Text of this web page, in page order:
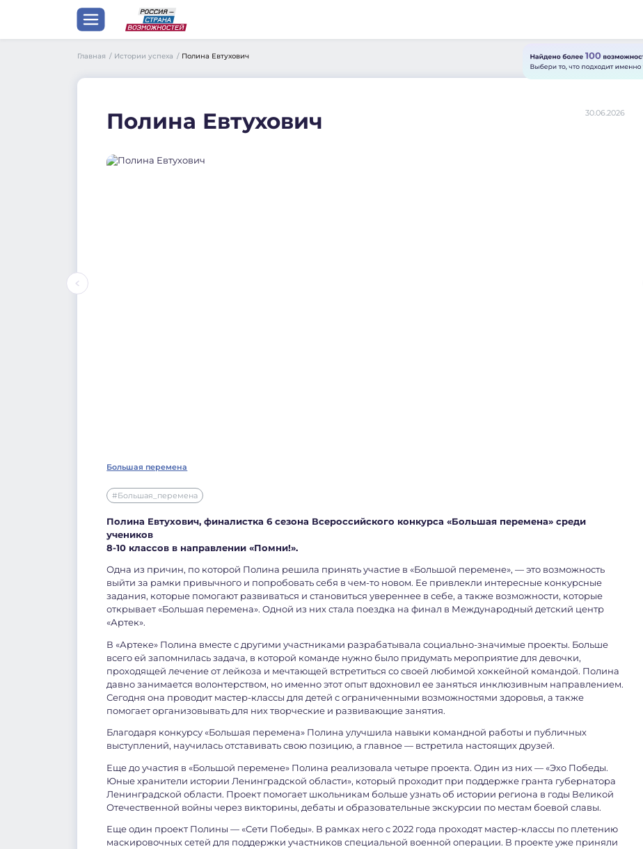
Главная / Истории успеха / Полина Евтухович
Полина Евтухович 30.06.2026
Большая перемена
#Большая_перемена
Полина Евтухович, финалистка 6 сезона Всероссийского конкурса «Большая перемена» среди
учеников
8-10 классов в направлении «Помни!».
Одна из причин, по которой Полина решила принять участие в «Большой перемене», — это возможность
выйти за рамки привычного и попробовать себя в чем-то новом. Ее привлекли интересные конкурсные
задания, которые помогают развиваться и становиться увереннее в себе, а также возможности, которые
открывает «Большая перемена». Одной из них стала поездка на финал в Международный детский центр
«Артек».
В «Артеке» Полина вместе с другими участниками разрабатывала социально-значимые проекты. Больше
всего ей запомнилась задача, в которой команде нужно было придумать мероприятие для девочки,
проходящей лечение от лейкоза и мечтающей встретиться со своей любимой хоккейной командой. Полина
давно занимается волонтерством, но именно этот опыт вдохновил ее заняться инклюзивным направлением.
Сегодня она проводит мастер-классы для детей с ограниченными возможностями здоровья, а также
помогает организовывать для них творческие и развивающие занятия.
Благодаря конкурсу «Большая перемена» Полина улучшила навыки командной работы и публичных
выступлений, научилась отставивать свою позицию, а главное — встретила настоящих друзей.
Еще до участия в «Большой перемене» Полина реализовала четыре проекта. Один из них — «Эхо Победы.
Юные хранители истории Ленинградской области», который проходит при поддержке гранта губернатора
Ленинградской области. Проект помогает школьникам больше узнать об истории региона в годы Великой
Отечественной войны через викторины, дебаты и образовательные экскурсии по местам боевой славы.
Еще один проект Полины — «Сети Победы». В рамках него с 2022 года проходят мастер-классы по плетению
маскировочных сетей для поддержки участников специальной военной операции. В проекте уже приняли